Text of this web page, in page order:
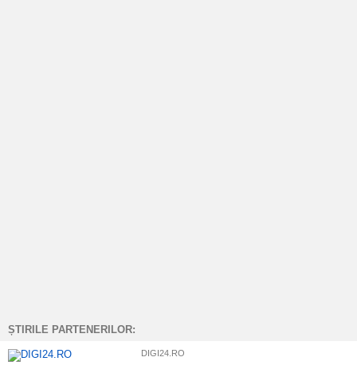
ȘTIRILE PARTENERILOR:
DIGI24.RO